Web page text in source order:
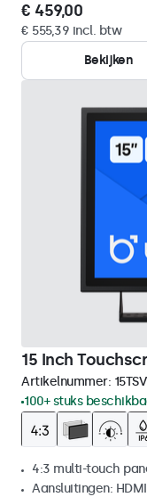
€ 459,00
€ 555,39 incl. btw
Bekijken
15 Inch
Artikelnummer:
100+ stuks
4:3 multi-touch
Aansluitingen: